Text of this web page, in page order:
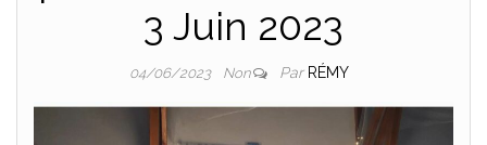
3 Juin 2023
04/06/2023 Non Par RÉMY